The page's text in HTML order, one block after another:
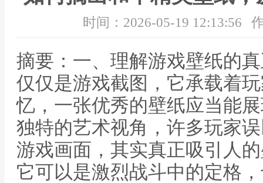
时间：2026-05-19 12:13:56
摘要：一、理解游戏壁纸的
仅仅是游戏截图，它承载着
忆，一张优秀的壁纸应当能
独特的艺术视角，许多玩家
游戏画面，其实真正吸引人
它可以是激烈战斗中的定格